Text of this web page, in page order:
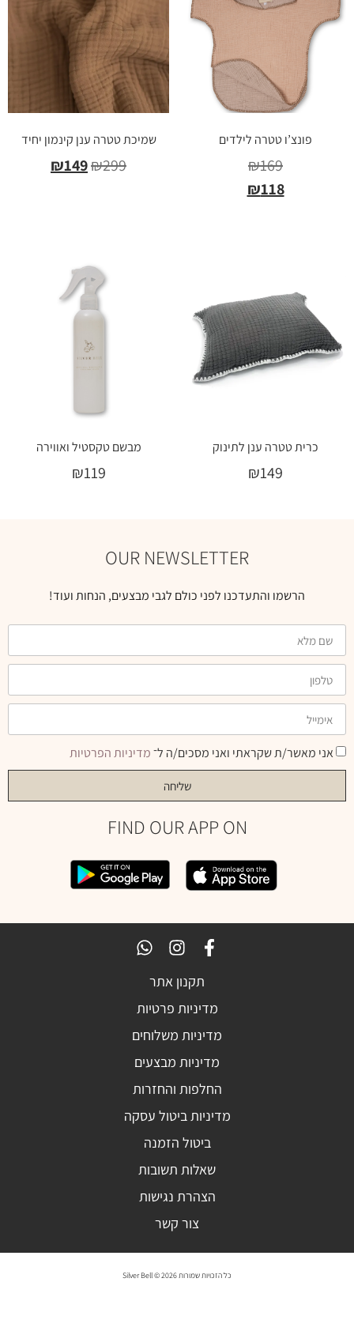
פונצ’ו טטרה לילדים
₪169
₪118
שמיכת טטרה ענן קינמון יחיד
₪299
₪149
כרית טטרה ענן לתינוק
₪149
מבשם טקסטיל ואווירה
₪119
OUR NEWSLETTER
הרשמו והתעדכנו לפני כולם לגבי מבצעים, הנחות ועוד!
אני מאשר/ת שקראתי ואני מסכים/ה ל־מדיניות הפרטיות
שליחה
FIND OUR APP ON
תקנון אתר
מדיניות פרטיות
מדיניות משלוחים
מדיניות מבצעים
החלפות והחזרות
מדיניות ביטול עסקה
ביטול הזמנה
שאלות תשובות
הצהרת נגישות
צור קשר
כל הזכויות שמורות 2026 © Silver Bell